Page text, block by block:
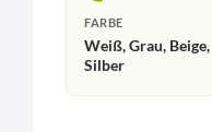
FARBE
Weiß, Grau, Beige,
Silber